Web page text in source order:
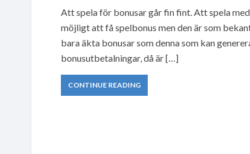
Att spela för bonusar går fin fint. Att spela
möjligt att få spelbonus men den är som
bara äkta bonusar som denna som kan
bonusutbetalningar, då är […]
CONTINUE READING